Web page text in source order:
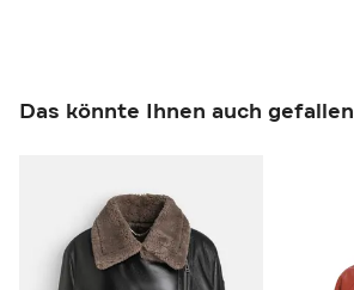
Das könnte Ihnen auch gefallen